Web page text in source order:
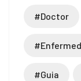
#doctor
#guia